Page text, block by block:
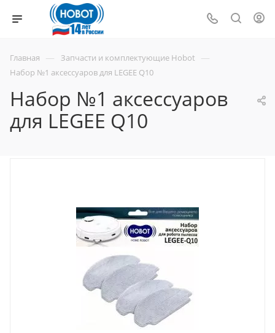
Главная — Запчасти и комплектующие Hobot —
Набор №1 аксессуаров для LEGEE Q10
Набор №1 аксессуаров
для LEGEE Q10